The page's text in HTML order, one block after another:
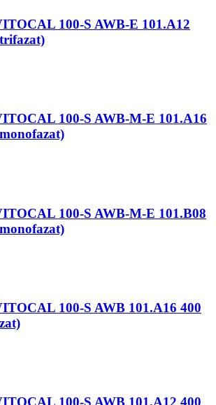
100-S AWB-E 101.A12
100-S AWB-M-E 101.A16
100-S AWB-M-E 101.B08
100-S AWB 101.A16 400